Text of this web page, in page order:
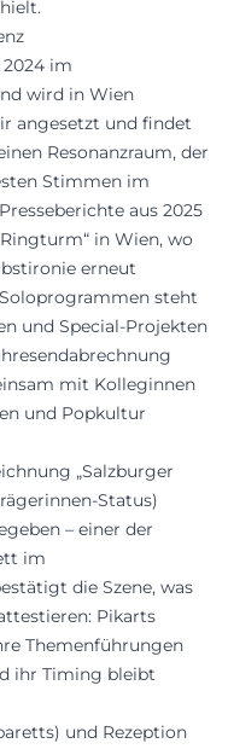
im
wird in Wien
angesetzt und findet
Resonanzraum, der
Stimmen im
aus 2025
in Wien, wo
erneut
steht
und Special-Projekten
mit Kolleginnen
und Popkultur
„Salzburger
Status)
– einer der
im
die Szene, was
Pikarts
Themenführungen
ihr Timing bleibt
und Rezeption